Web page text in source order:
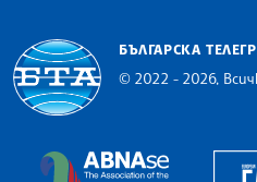
БЪЛГАРСКА
© 2022 - 2026,
The